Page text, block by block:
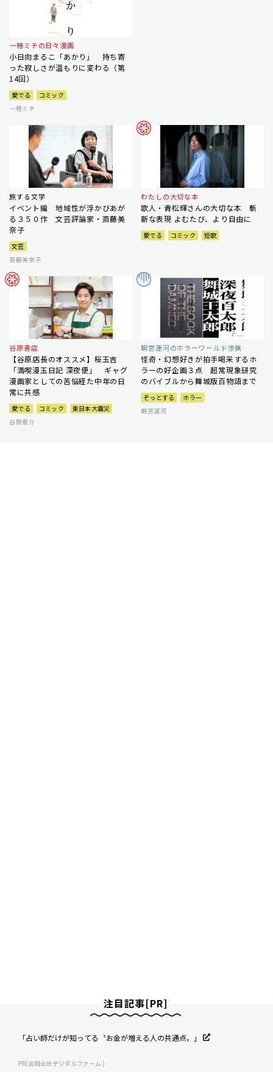
一穂ミチの日々漫画
小日向まるこ「あかり」 持ち寄
った寂しさが温もりに変わる（第
14回）
愛でる
コミック
一穂ミチ
旅する文学
イベント編 地域性が浮かびあが
る３５０作 文芸評論家・斎藤美
奈子
文芸
斎藤美奈子
わたしの大切な本
歌人・青松輝さんの大切な本 斬
新な表現 よむたび、より自由に
愛でる コミック 短歌
谷原書店
【谷原店長のオススメ】桜玉吉
「満喫漫玉日記 深夜便」 ギャグ
漫画家としての苦悩経た中年の日
常に共感
愛でる コミック
東日本大震災
谷原章介
朝宮運河のホラーワールド渉猟
怪奇・幻想好きが拍手喝采するホ
ラーの好企画３点 超常現象研究
のバイブルから舞城版百物語まで
ぞっとする
ホラー
朝宮運河
注目記事[PR]
「占い師だけが知ってる〝お金が増える人の共通点〟」
PR(合同会社デジタルファーム )